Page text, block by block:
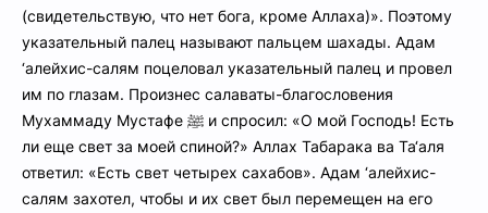
(свидетельствую, что нет бога, кроме Аллаха)». Поэтому
указательный палец называют пальцем шахады. Адам
‘алейхис-салям поцеловал указательный палец и провел
им по глазам. Произнес салаваты-благословения
Мухаммаду Мустафе ﷺ и спросил: «О мой Господь! Есть
ли еще свет за моей спиной?» Аллах Табарака ва Та‘аля
ответил: «Есть свет четырех сахабов». Адам ‘алейхис-
салям захотел, чтобы и их свет был перемещен на его